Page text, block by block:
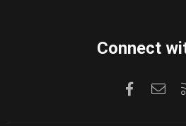
Connect
Facebook